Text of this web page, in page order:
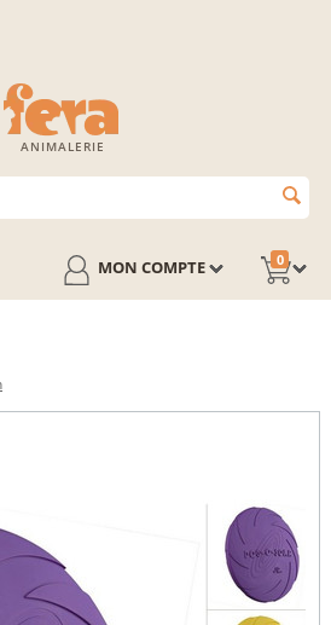
ANIMALERIE
0
MON COMPTE